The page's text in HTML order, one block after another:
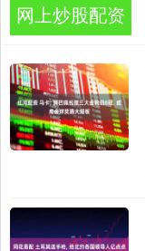
网上炒股配资